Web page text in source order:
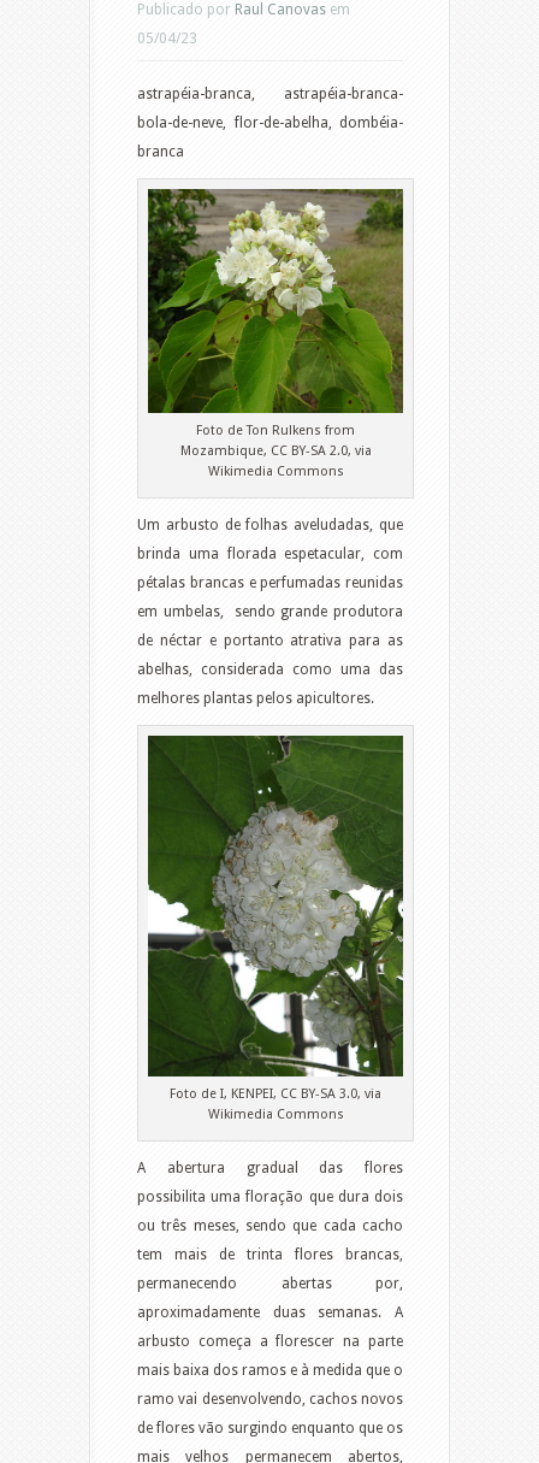
Publicado por Raul Canovas em
05/04/23
astrapéia-branca, astrapéia-branca-
bola-de-neve, flor-de-abelha, dombéia-
branca
Foto de Ton Rulkens from
Mozambique, CC BY-SA 2.0, via
Wikimedia Commons
Um arbusto de folhas aveludadas, que
brinda uma florada espetacular, com
pétalas brancas e perfumadas reunidas
em umbelas, sendo grande produtora
de néctar e portanto atrativa para as
abelhas, considerada como uma das
melhores plantas pelos apicultores.
Foto de I, KENPEI, CC BY-SA 3.0, via
Wikimedia Commons
A abertura gradual das flores
possibilita uma floração que dura dois
ou três meses, sendo que cada cacho
tem mais de trinta flores brancas,
permanecendo abertas por,
aproximadamente duas semanas. A
arbusto começa a florescer na parte
mais baixa dos ramos e à medida que o
ramo vai desenvolvendo, cachos novos
de flores vão surgindo enquanto que os
mais velhos permanecem abertos,